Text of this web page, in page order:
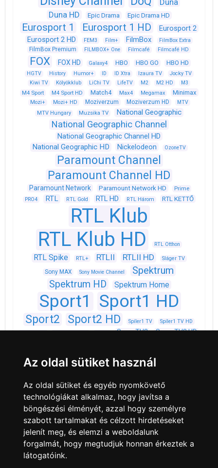
Duna HD
Epic Drama Epic Drama HD
Eurosport 1 Eurosport 1 HD
Eurosport 2
Eurosport 2 HD
FEM3 Film+ FilmBox FilmBox Extra
FilmBox Premium FILMBOX+ One Filmcafé Filmcafé HD
FOX FOX HD Galaxy4 HBO HBO GO HBO HD
HGTV History Humor+ ID ID Xtra Izaura TV
Jocky TV
Kiwi TV
Kölyökklub LiChi TV LifeTV M2 M2 HD M3
M4 Sport M4 Sport HD Match4 Max4 Megamax Minimax
Mozi+ Mozi+ HD Moziverzum Moziverzum HD
MTV
MTV Hungary
Muzsika TV National Geographic
National Geographic Channel
National Geographic Channel HD
National Geographic HD
Nickelodeon OzoneTV
Paramount Channel
Paramount Channel HD
Paramount Network Paramount Network HD Prime
PRO4 RTL RTL Gold RTL HD RTL Három RTL KETTŐ
RTL Klub
RTL Klub HD
RTL Otthon
RTL Spike RTL+ RTLII RTLII HD Sláger TV
Sony MAX Sony Movie Channel
Spektrum
Spektrum HD
Spektrum Home
Sport1 Sport1 HD
Sport2 Sport2 HD Spíler1 TV
Spíler1 TV HD
Spíler2 TV
Spíler2 TV HD Story4 SuperTV2 SuperTV2 HD
TV2 TV2 HD TV2 Kids TV2 Klub
VIASAT3 VIASAT6 VIVA Zenebutik
Minden jog fenntartva © 2008 - 2026
Az oldal sütiket használ
Az oldal sütiket és egyéb nyomkövető
technológiákat alkalmaz, hogy javítsa a
böngészési élményét, azzal hogy személyre
szabott tartalmakat és célzott hirdetéseket
jelenít meg, és elemzi a weboldalunk
forgalmát, hogy megtudjuk honnan érkeztek a
látogatóink.